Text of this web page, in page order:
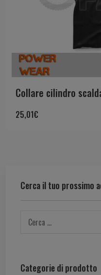
Cerca il tuo prossimo
Categorie di prodotto
Collare cilindro
25,01€